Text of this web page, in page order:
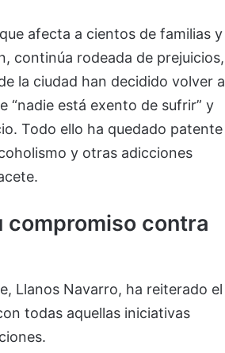
afecta a cientos de familias y
continúa rodeada de prejuicios,
la ciudad han decidido volver a
“nadie está exento de sufrir” y
Todo ello ha quedado patente
y otras adicciones
compromiso contra
Llanos Navarro, ha reiterado el
todas aquellas iniciativas